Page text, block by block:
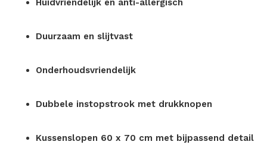
Huidvriendelijk en anti-allergisch
Duurzaam en slijtvast
Onderhoudsvriendelijk
Dubbele instopstrook met drukknopen
Kussenslopen 60 x 70 cm met bijpassend detail